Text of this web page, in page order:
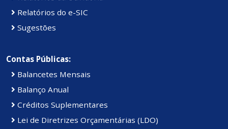
Relatórios do e-SIC
Sugestões
Contas Públicas:
Balancetes Mensais
Balanço Anual
Créditos Suplementares
Lei de Diretrizes Orçamentárias (LDO)